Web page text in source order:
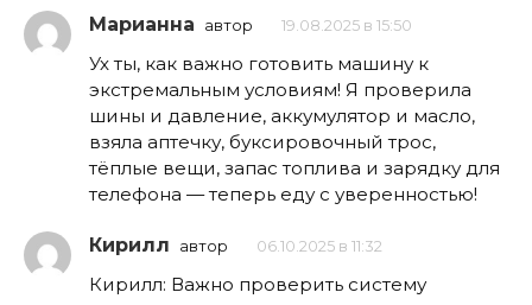
Марианна автор 19.08.2025 в 15:50
Ух ты, как важно готовить машину к
экстремальным условиям! Я проверила
шины и давление, аккумулятор и масло,
взяла аптечку, буксировочный трос,
тёплые вещи, запас топлива и зарядку для
телефона — теперь еду с уверенностью!
Кирилл автор 06.10.2025 в 11:32
Кирилл: Важно проверить систему